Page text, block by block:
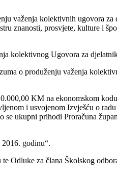
važenja kolektivnih ugovora
znanosti, prosvjete, kulture i
kolektivnog Ugovora za
o produženju važenja
KM na ekonomskom
i usvojenom Izvješću o
ukupni prihodi Proračuna
godinu“.
Odluke za člana Školskog